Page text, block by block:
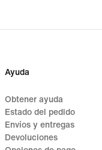
Ayuda
Obtener ayuda
Estado del pedido
Envíos y entregas
Devoluciones